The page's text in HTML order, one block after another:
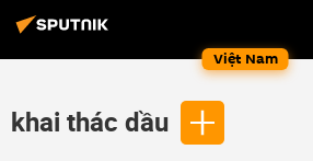
Việt Nam
khai thác dầu